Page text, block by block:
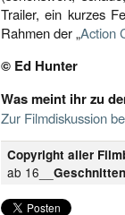
Trailer, ein kurzes
Rahmen der „Action
© Ed Hunter
Was meint ihr zu
Zur Filmdiskussion
Copyright aller
ab 16__